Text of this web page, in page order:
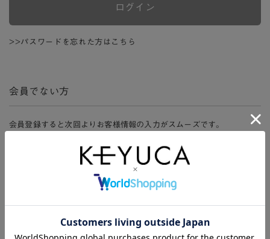
ログイン
>>パスワードを忘れた方はこちら
会員でない方
会員登録すると次回よりお客様情報の入力がスムーズです。
ージ、購入履歴をご利用いただけます。